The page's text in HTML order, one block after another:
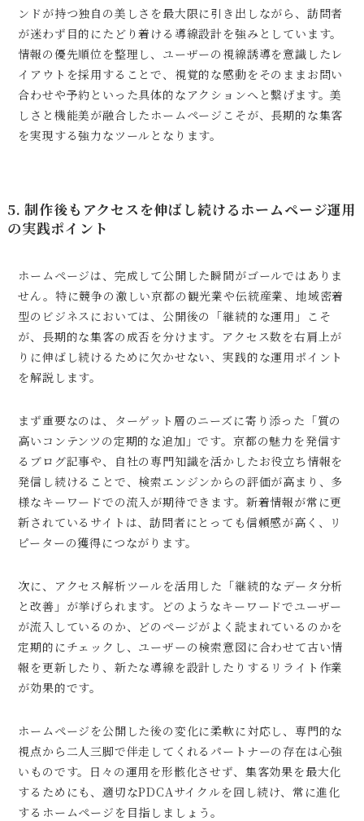
ンドが持つ独自の美しさを最大限に引き出しながら、訪問者
が迷わず目的にたどり着ける導線設計を強みとしています。
情報の優先順位を整理し、ユーザーの視線誘導を意識したレ
イアウトを採用することで、視覚的な感動をそのままお問い
合わせや予約といった具体的なアクションへと繋げます。美
しさと機能美が融合したホームページこそが、長期的な集客
を実現する強力なツールとなります。
5. 制作後もアクセスを伸ばし続けるホームページ運用
の実践ポイント
ホームページは、完成して公開した瞬間がゴールではありま
せん。特に競争の激しい京都の観光業や伝統産業、地域密着
型のビジネスにおいては、公開後の「継続的な運用」こそ
が、長期的な集客の成否を分けます。アクセス数を右肩上が
りに伸ばし続けるために欠かせない、実践的な運用ポイント
を解説します。
まず重要なのは、ターゲット層のニーズに寄り添った「質の
高いコンテンツの定期的な追加」です。京都の魅力を発信す
るブログ記事や、自社の専門知識を活かしたお役立ち情報を
発信し続けることで、検索エンジンからの評価が高まり、多
様なキーワードでの流入が期待できます。新着情報が常に更
新されているサイトは、訪問者にとっても信頼感が高く、リ
ピーターの獲得につながります。
次に、アクセス解析ツールを活用した「継続的なデータ分析
と改善」が挙げられます。どのようなキーワードでユーザー
が流入しているのか、どのページがよく読まれているのかを
定期的にチェックし、ユーザーの検索意図に合わせて古い情
報を更新したり、新たな導線を設計したりするリライト作業
が効果的です。
ホームページを公開した後の変化に柔軟に対応し、専門的な
視点から二人三脚で伴走してくれるパートナーの存在は心強
いものです。日々の運用を形骸化させず、集客効果を最大化
するためにも、適切なPDCAサイクルを回し続け、常に進化
するホームページを目指しましょう。